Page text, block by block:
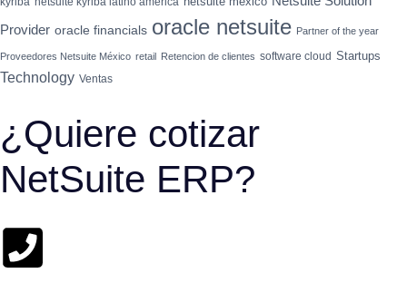
Provider oracle financials oracle netsuite Partner of the year
Proveedores Netsuite México retail Retencion de clientes software cloud Startups
Technology Ventas
¿Quiere cotizar
NetSuite ERP?